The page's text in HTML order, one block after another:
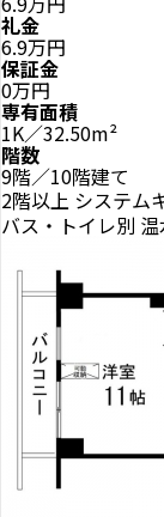
礼金
6.9万円
保証金
0万円
専有面積
1K／32.50m²
階数
9階／10階建て
2階以上 システム
バス・トイレ別